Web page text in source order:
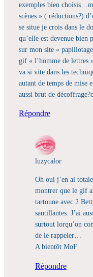
exemples bien
scènes » ( réductions?)
se situe je crois dans le
qu’elle est devenue bien
sur mon site «
gif « l’homme de lettres
va si vite dans les
autant de temps de mise
aussi brut de
Répondre
luzycalor
Oh oui j’en ai
montrer que le gif
tartoune avec 2
sautillantes. J’ai
surtout lorqu’on
de le rappeler…
A bientôt MoF
Répondre